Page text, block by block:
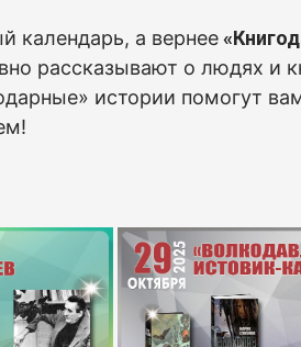
календарь, а вернее
рассказывают о людях и
истории помогут